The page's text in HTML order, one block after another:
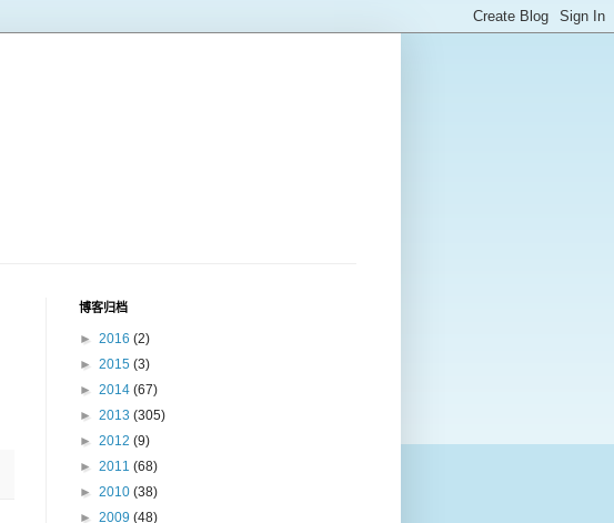
博客归档
► 2016 (2)
► 2015 (3)
► 2014 (67)
► 2013 (305)
► 2012 (9)
► 2011 (68)
► 2010 (38)
► 2009 (48)